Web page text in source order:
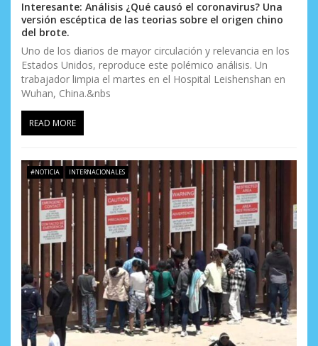
Interesante: Análisis ¿Qué causó el coronavirus? Una
versión escéptica de las teorias sobre el origen chino
del brote.
Uno de los diarios de mayor circulación y relevancia en los
Estados Unidos, reproduce este polémico análisis. Un
trabajador limpia el martes en el Hospital Leishenshan en
Wuhan, China.&nbs
READ MORE
#NOTICIA INTERNACIONALES